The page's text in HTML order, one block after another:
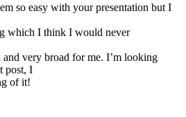
so easy with your presentation but I
which I think I would never
and very broad for me. I’m looking
post, I
of it!